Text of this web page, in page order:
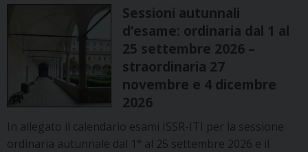
Sessioni autunnali
d’esame: ordinaria dal 1 al
25 settembre 2026 –
straordinaria 27
novembre e 4 dicembre
2026
In allegato il calendario esami ISSR-ITI per la sessione
ordinaria autunnale dal 1° al 25 settembre 2026 e il